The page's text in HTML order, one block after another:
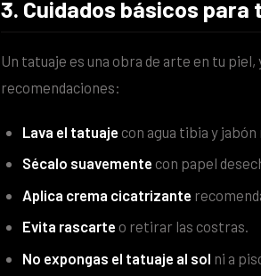
3. Cuidados básicos
Un tatuaje es una obra de arte en tu
recomendaciones:
Lava el tatuaje con agua tibia y jabón
Sécalo suavemente con papel
Aplica crema cicatrizante
Evita rascarte o retirar las costras.
No expongas el tatuaje al sol ni a